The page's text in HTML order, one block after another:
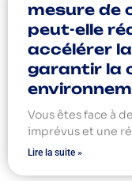
mesure de
peut-elle
accélérer
garantir la
Vous êtes face à
imprévus et une
Lire la suite »